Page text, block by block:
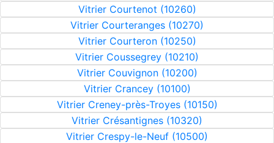
Vitrier Courtenot (10260)
Vitrier Courteranges (10270)
Vitrier Courteron (10250)
Vitrier Coussegrey (10210)
Vitrier Couvignon (10200)
Vitrier Crancey (10100)
Vitrier Creney-près-Troyes (10150)
Vitrier Crésantignes (10320)
Vitrier Crespy-le-Neuf (10500)